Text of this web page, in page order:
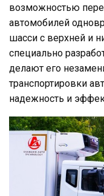
возможностью
автомобилей
шасси с верхней и
специально
делают его
транспортировки
надежность и